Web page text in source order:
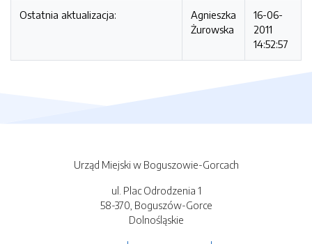
Ostatnia aktualizacja:
Agnieszka
Żurowska
16-06-
2011
14:52:57
Urząd Miejski w Boguszowie-Gorcach
ul. Plac Odrodzenia 1
58-370, Boguszów-Gorce
Dolnośląskie